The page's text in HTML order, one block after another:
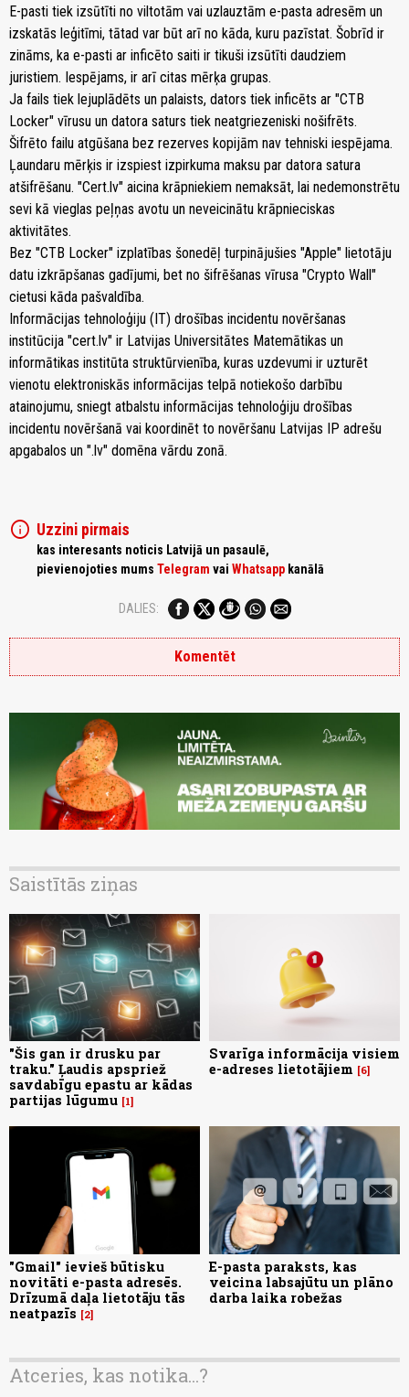
E-pasti tiek izsūtīti no viltotām vai uzlauztām e-pasta adresēm un
izskatās leģitīmi, tātad var būt arī no kāda, kuru pazīstat. Šobrīd ir
zināms, ka e-pasti ar inficēto saiti ir tikuši izsūtīti daudziem
juristiem. Iespējams, ir arī citas mērķa grupas.
Ja fails tiek lejuplādēts un palaists, dators tiek inficēts ar "CTB
Locker" vīrusu un datora saturs tiek neatgriezeniski nošifrēts.
Šifrēto failu atgūšana bez rezerves kopijām nav tehniski iespējama.
Ļaundaru mērķis ir izspiest izpirkuma maksu par datora satura
atšifrēšanu. "Cert.lv" aicina krāpniekiem nemaksāt, lai nedemonstrētu
sevi kā vieglas peļņas avotu un neveicinātu krāpnieciskas
aktivitātes.
Bez "CTB Locker" izplatības šonedēļ turpinājušies "Apple" lietotāju
datu izkrāpšanas gadījumi, bet no šifrēšanas vīrusa "Crypto Wall"
cietusi kāda pašvaldība.
Informācijas tehnoloģiju (IT) drošības incidentu novēršanas
institūcija "cert.lv" ir Latvijas Universitātes Matemātikas un
informātikas institūta struktūrvienība, kuras uzdevumi ir uzturēt
vienotu elektroniskās informācijas telpā notiekošo darbību
atainojumu, sniegt atbalstu informācijas tehnoloģiju drošības
incidentu novēršanā vai koordinēt to novēršanu Latvijas IP adrešu
apgabalos un ".lv" domēna vārdu zonā.
info Uzzini pirmais
kas interesants noticis Latvijā un pasaulē,
pievienojoties mums Telegram vai Whatsapp kanālā
DALIES:
Komentēt
Saistītās ziņas
"Šis gan ir drusku par
traku." Ļaudis apspriež
savdabīgu epastu ar kādas
partijas lūgumu 1
Svarīga informācija visiem
e-adreses lietotājiem
6
"Gmail" ievieš būtisku
novitāti e-pasta adresēs.
Drīzumā daļa lietotāju tās
neatpazīs
2
E-pasta paraksts, kas
veicina labsajūtu un plāno
darba laika robežas
Atceries, kas notika...?